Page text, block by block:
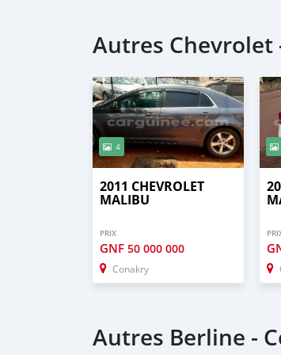
Autres Chevrolet
4
2011 CHEVROLET
MALIBU
PRIX
GNF 50 000 000
Conakry
Autres Berline -